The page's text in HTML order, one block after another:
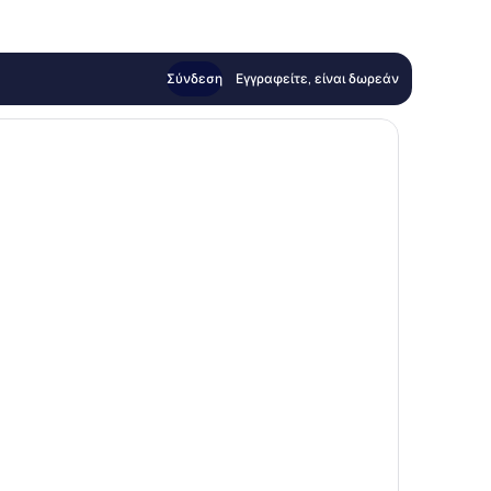
Σύνδεση Εγγραφείτε, είναι δωρεάν